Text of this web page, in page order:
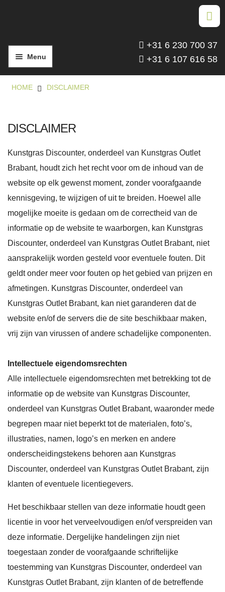
+31 6 230 700 37
+31 6 107 616 58
Menu
HOMEPAGE
AANBIEDINGEN
PROJECTEN
STALENPAKKET AANVRAGEN
CONTACT
HOME DISCLAIMER
DISCLAIMER
Kunstgras Discounter, onderdeel van Kunstgras Outlet
Brabant, houdt zich het recht voor om de inhoud van de
website op elk gewenst moment, zonder voorafgaande
kennisgeving, te wijzigen of uit te breiden. Hoewel alle
mogelijke moeite is gedaan om de correctheid van de
informatie op de website te waarborgen, kan Kunstgras
Discounter, onderdeel van Kunstgras Outlet Brabant, niet
aansprakelijk worden gesteld voor eventuele fouten. Dit
geldt onder meer voor fouten op het gebied van prijzen en
afmetingen. Kunstgras Discounter, onderdeel van
Kunstgras Outlet Brabant, kan niet garanderen dat de
website en/of de servers die de site beschikbaar maken,
vrij zijn van virussen of andere schadelijke componenten.
Intellectuele eigendomsrechten
Alle intellectuele eigendomsrechten met betrekking tot de
informatie op de website van Kunstgras Discounter,
onderdeel van Kunstgras Outlet Brabant, waaronder mede
begrepen maar niet beperkt tot de materialen, foto’s,
illustraties, namen, logo’s en merken en andere
onderscheidingstekens behoren aan Kunstgras
Discounter, onderdeel van Kunstgras Outlet Brabant, zijn
klanten of eventuele licentiegevers.
Het beschikbaar stellen van deze informatie houdt geen
licentie in voor het verveelvoudigen en/of verspreiden van
deze informatie. Dergelijke handelingen zijn niet
toegestaan zonder de voorafgaande schriftelijke
toestemming van Kunstgras Discounter, onderdeel van
Kunstgras Outlet Brabant, zijn klanten of de betreffende